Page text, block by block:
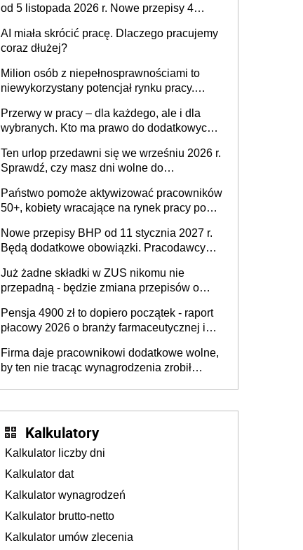
od 5 listopada 2026 r. Nowe przepisy 4
Ustaw
AI miała skrócić pracę. Dlaczego pracujemy
coraz dłużej?
Milion osób z niepełnosprawnościami to
niewykorzystany potencjał rynku pracy.
dofinansowań czy refundacji, ale bariery po
stronie systemu i świadomości
pracodawców [WYWIAD]
Przerwy w pracy – dla każdego, ale i dla
wybranych. Kto ma prawo do dodatkowych
Ten urlop przedawni się we wrześniu 2026 r.
Sprawdź, czy masz dni wolne do
Państwo pomoże aktywizować pracowników
50+, kobiety wracające na rynek pracy po
osoby neuroatypowe. Powstanie Fundusz
na rzecz Inkluzywności w Zatrudnianiu?
Nowe przepisy BHP od 11 stycznia 2027 r.
Będą dodatkowe obowiązki. Pracodawcy
Już żadne składki w ZUS nikomu nie
przepadną - będzie zmiana przepisów o
ubezpieczeniom społecznym
Pensja 4900 zł to dopiero początek - raport
płacowy 2026 o branży farmaceutycznej i
Firma daje pracownikowi dodatkowe wolne,
by ten nie tracąc wynagrodzenia zrobił
Kalkulatory
Kalkulator liczby dni
Kalkulator dat
Kalkulator wynagrodzeń
Kalkulator brutto-netto
Kalkulator umów zlecenia